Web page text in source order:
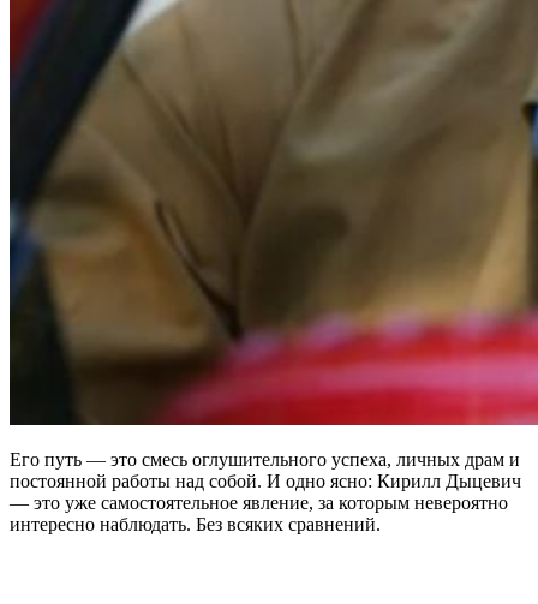
Его путь — это смесь оглушительного успеха, личных драм и
постоянной работы над собой. И одно ясно: Кирилл Дыцевич
— это уже самостоятельное явление, за которым невероятно
интересно наблюдать. Без всяких сравнений.